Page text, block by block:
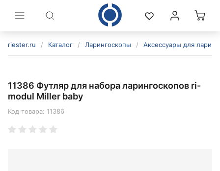
riester.ru / Каталог / Ларингоскопы / Аксессуары для
11386 Футляр для набора ларингоскопов ri-
modul Miller baby
Код товара: 11386